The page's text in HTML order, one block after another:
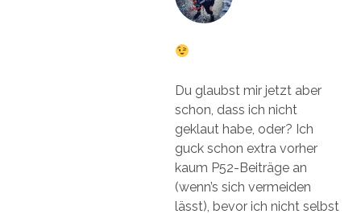
Du glaubst mir jetzt aber
schon, dass ich nicht
geklaut habe, oder? Ich
guck schon extra vorher
kaum P52-Beiträge an
(wenn’s sich vermeiden
lässt), bevor ich nicht selbst